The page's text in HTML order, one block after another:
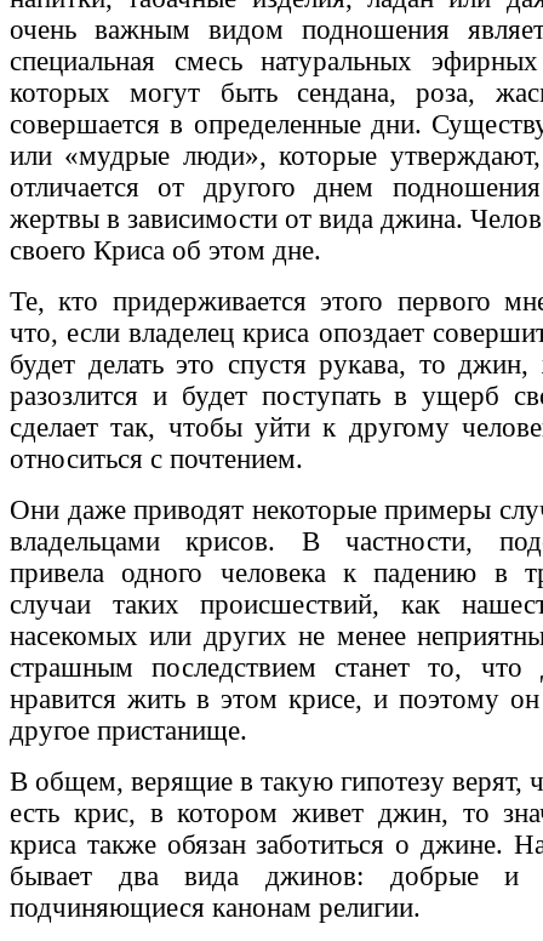
очень важным видом подношения
специальная смесь натуральных
которых могут быть сендана, роза,
совершается в определенные дни.
или «мудрые люди», которые
отличается от другого днем
жертвы в зависимости от вида джина.
своего Криса об этом дне.
Те, кто придерживается этого первого
что, если владелец криса опоздает
будет делать это спустя рукава, то
разозлится и будет поступать в ущерб
сделает так, чтобы уйти к другому
относиться с почтением.
Они даже приводят некоторые примеры
владельцами крисов. В частности,
привела одного человека к падению в
случаи таких происшествий, как
насекомых или других не менее
страшным последствием станет то, что
нравится жить в этом крисе, и поэтому он
другое пристанище.
В общем, верящие в такую гипотезу верят,
есть крис, в котором живет джин, то
криса также обязан заботиться о джине.
бывает два вида джинов: добрые
подчиняющиеся канонам религии.